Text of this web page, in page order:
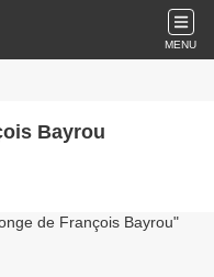
MENU
Bayrou